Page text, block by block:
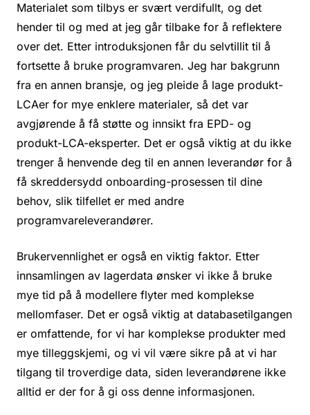
Materialet som tilbys er svært verdifullt, og det
hender til og med at jeg går tilbake for å reflektere
over det. Etter introduksjonen får du selvtillit til å
fortsette å bruke programvaren. Jeg har bakgrunn
fra en annen bransje, og jeg pleide å lage produkt-
LCAer for mye enklere materialer, så det var
avgjørende å få støtte og innsikt fra EPD- og
produkt-LCA-eksperter. Det er også viktig at du ikke
trenger å henvende deg til en annen leverandør for å
få skreddersydd onboarding-prosessen til dine
behov, slik tilfellet er med andre
programvareleverandører.
Brukervennlighet er også en viktig faktor. Etter
innsamlingen av lagerdata ønsker vi ikke å bruke
mye tid på å modellere flyter med komplekse
mellomfaser. Det er også viktig at databasetilgangen
er omfattende, for vi har komplekse produkter med
mye tilleggskjemi, og vi vil være sikre på at vi har
tilgang til troverdige data, siden leverandørene ikke
alltid er der for å gi oss denne informasjonen.